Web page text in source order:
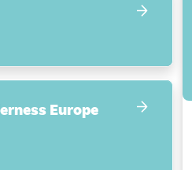
Europe